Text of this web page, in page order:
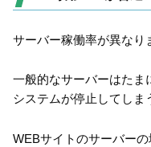
サーバー稼働率が異なり
一般的なサーバーはたま
システムが停止してしま
WEBサイトのサーバー